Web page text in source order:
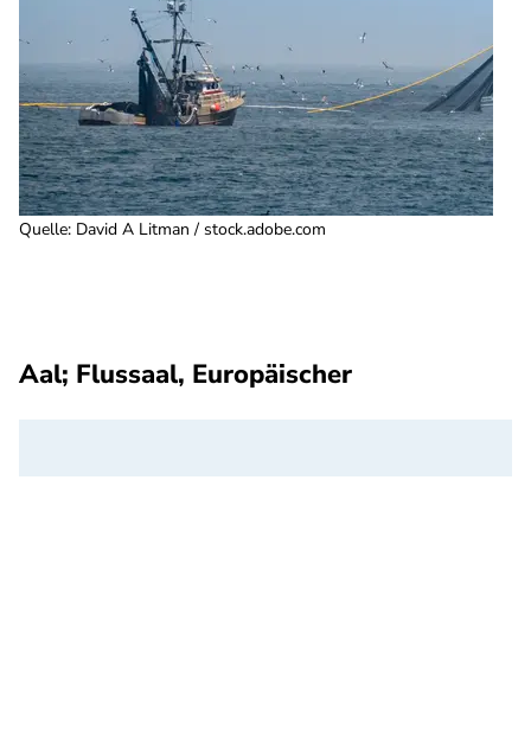
Quelle: David A Litman / stock.adobe.com
Aal; Flussaal, Europäischer